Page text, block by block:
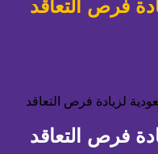
فرص التعاقد
فرص التعاقد